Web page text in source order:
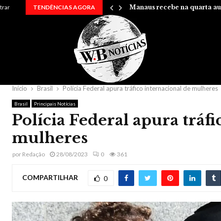
TENDÊNCIAS AGORA
em uma… Manaus recebe na quarta
Início Brasil Polícia Federal apura tráfico internacional de mulheres
Brasil Principais Notícias
Polícia Federal apura
mulheres
por Redação 28/08/2023 0 361
COMPARTILHAR 0